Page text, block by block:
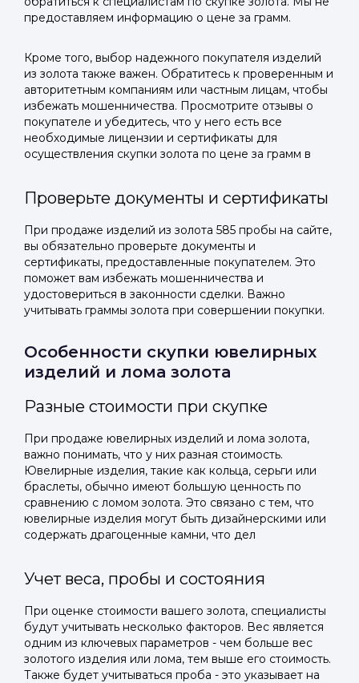
предоставляем информацию о цене за грамм.
Кроме того, выбор надежного покупателя изделий
из золота также важен. Обратитесь к проверенным и
авторитетным компаниям или частным лицам, чтобы
избежать мошенничества. Просмотрите отзывы о
покупателе и убедитесь, что у него есть все
необходимые лицензии и сертификаты для
осуществления скупки золота по цене за грамм в
Проверьте документы и сертификаты
При продаже изделий из золота 585 пробы на сайте,
вы обязательно проверьте документы и
сертификаты, предоставленные покупателем. Это
поможет вам избежать мошенничества и
удостовериться в законности сделки. Важно
учитывать граммы золота при совершении покупки.
Особенности скупки ювелирных
изделий и лома золота
Разные стоимости при скупке
При продаже ювелирных изделий и лома золота,
важно понимать, что у них разная стоимость.
Ювелирные изделия, такие как кольца, серьги или
браслеты, обычно имеют большую ценность по
сравнению с ломом золота. Это связано с тем, что
ювелирные изделия могут быть дизайнерскими или
содержать драгоценные камни, что дел
Учет веса, пробы и состояния
При оценке стоимости вашего золота, специалисты
будут учитывать несколько факторов. Вес является
одним из ключевых параметров - чем больше вес
золотого изделия или лома, тем выше его стоимость.
Также будет учитываться проба - это указывает на